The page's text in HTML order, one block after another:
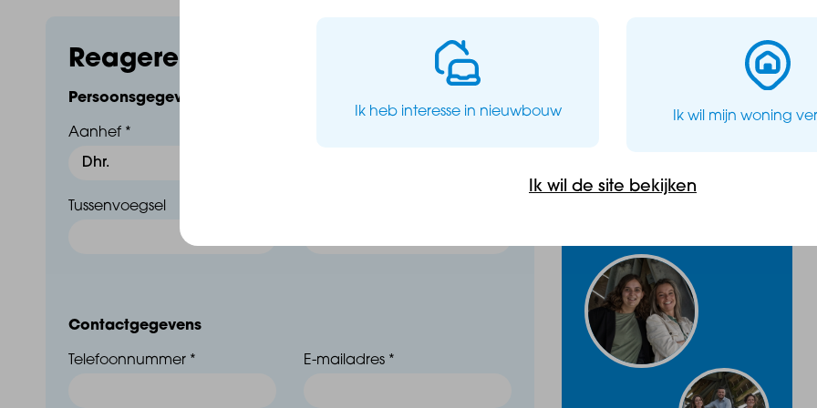
- Separaat toilet en praktische techniekruimte met wasopstelling
- Energieneutraal (BENG), gasloos én toekomstbestendig gebouwd
’s Morgens een vers broodje bij de bakker, ’s middags een kop koffie om de hoek en ’s avonds relaxen op
jouw eigen terras – het leven in Vista Gummarus – modern wonen met zicht op karakter voelt elke dag als
vakantie. De centrale ligging, uitstekende voorzieningen én stijlvolle afwerking maken dit appartement
Reageren op dit huis
Persoonsgegevens
Aanhef *
Tussenvoegsel
Contactgegevens
Telefoonnummer * E-mailadres *
Wij staan voor
Ik heb interesse in nieuwbouw Ik wil mijn woning
Ik wil de site bekijken